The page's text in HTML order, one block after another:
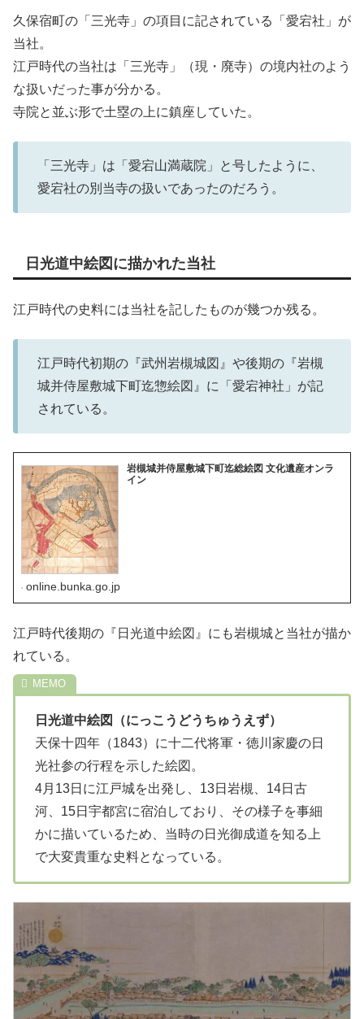
久保宿町の「三光寺」の項目に記されている「愛宕社」が
当社。
江戸時代の当社は「三光寺」（現・廃寺）の境内社のよう
な扱いだった事が分かる。
寺院と並ぶ形で土塁の上に鎮座していた。
「三光寺」は「愛宕山満蔵院」と号したように、
愛宕社の別当寺の扱いであったのだろう。
日光道中絵図に描かれた当社
江戸時代の史料には当社を記したものが幾つか残る。
江戸時代初期の『武州岩槻城図』や後期の『岩槻
城并侍屋敷城下町迄惣絵図』に「愛宕神社」が記
されている。
岩槻城并侍屋敷城下町迄総絵図 文化遺産オンラ
イン
online.bunka.go.jp
江戸時代後期の『日光道中絵図』にも岩槻城と当社が描か
れている。
日光道中絵図（にっこうどうちゅうえず）
天保十四年（1843）に十二代将軍・徳川家慶の日
光社参の行程を示した絵図。
4月13日に江戸城を出発し、13日岩槻、14日古
河、15日宇都宮に宿泊しており、その様子を事細
かに描いているため、当時の日光御成道を知る上
で大変貴重な史料となっている。